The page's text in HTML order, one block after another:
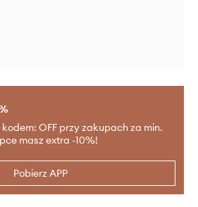
OFF przy zakupach za min.
masz extra -10%!
Pobierz APP